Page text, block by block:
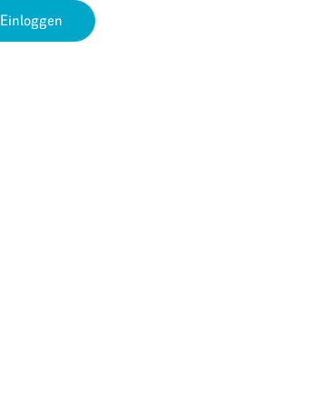
Einloggen